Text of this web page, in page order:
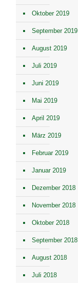
Oktober 2019
September 2019
August 2019
Juli 2019
Juni 2019
Mai 2019
April 2019
März 2019
Februar 2019
Januar 2019
Dezember 2018
November 2018
Oktober 2018
September 2018
August 2018
Juli 2018